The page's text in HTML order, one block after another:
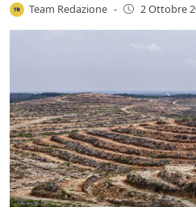
Team Redazione - 2 Ottobre